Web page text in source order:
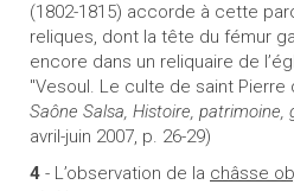
(1802-1815) accorde à cette
reliques, dont la tête du fémur
encore dans un reliquaire de
"Vesoul. Le culte de saint Pierre
Saône Salsa, Histoire, patrimoine,
avril-juin 2007, p. 26-29)
4 - L’observation de la châsse